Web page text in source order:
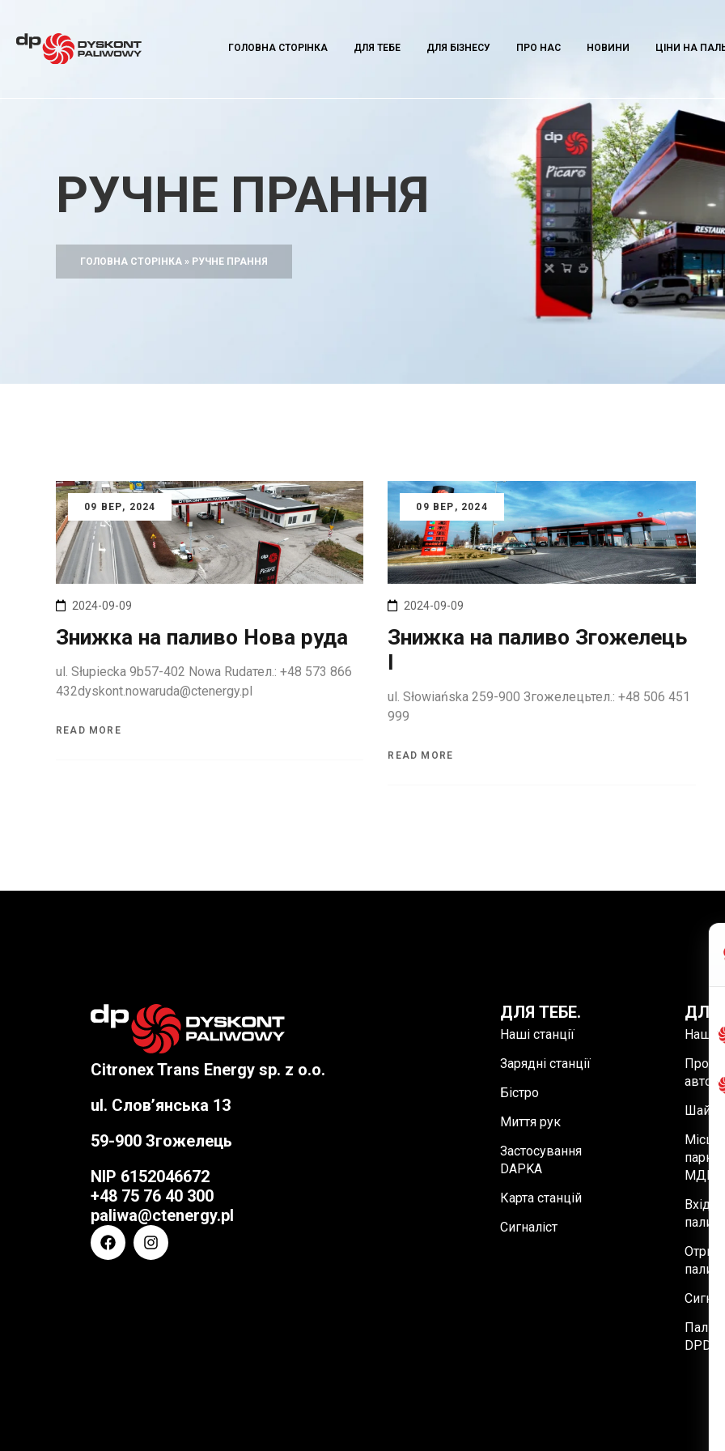
ГОЛОВНА СТОРІНКА ДЛЯ ТЕБЕ ДЛЯ БІЗНЕСУ ПРО НАС НОВИНИ ЦІНИ НА
РУЧНЕ ПРАННЯ
ГОЛОВНА СТОРІНКА » РУЧНЕ ПРАННЯ
09 ВЕР, 2024
2024-09-09
Знижка на паливо Нова руда
ul. Słupiecka 9b57-402 Nowa Rudaтел.: +48 573 866
432dyskont.nowaruda@ctenergy.pl
READ MORE
09 ВЕР , 2024
2024-09-09
Знижка на паливо Згожелець
I
ul. Słowiańska 259-900 Згожелецьтел.: +48 506 451
999
READ MORE
Citronex Trans Energy sp. z o.o.
ul. Слов’янська 13
59-900 Згожелець
NIP 6152046672
+48 75 76 40 300
paliwa@ctenergy.pl
ДЛЯ ТЕБЕ.
Наші станції
Зарядні станції
Бістро
Миття рук
Застосування
DAPKA
Карта станцій
Сигналіст
ДЛЯ
Наші
Шайби
Місця
МДП
Вхід на